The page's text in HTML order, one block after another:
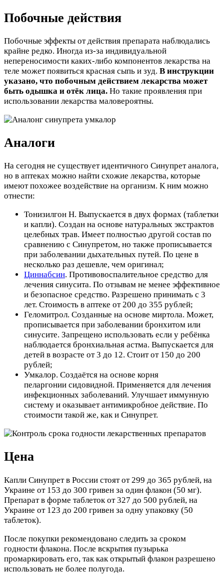
Побочные действия
Побочные эффекты от действия препарата наблюдались
крайне редко. Иногда из-за индивидуальной
непереносимости каких-либо компонентов лекарства на
теле может появиться красная сыпь и зуд. В инструкции
указано, что побочным действием лекарства может
быть одышка и отёк лица. Но такие проявления при
использовании лекарства маловероятны.
Аналоги
На сегодня не существует идентичного Синупрет аналога,
но в аптеках можно найти схожие лекарства, которые
имеют похожее воздействие на организм. К ним можно
отнести:
Тонизилгон Н. Выпускается в двух формах (таблетки
и капли). Создан на основе натуральных экстрактов
целебных трав. Имеет полностью другой состав по
сравнению с Синупретом, но также прописывается
при заболевании дыхательных путей. По цене в
несколько раз дешевле, чем оригинал;
Циннабсин. Противовоспалительное средство для
лечения синусита. По отзывам не менее эффективное
и безопасное средство. Разрешено принимать с 3
лет. Стоимость в аптеке от 200 до 355 рублей;
Геломитрол. Созданные на основе миртола. Может,
прописывается при заболевании бронхитом или
синусите. Запрещено использовать если у ребёнка
наблюдается бронхиальная астма. Выпускается для
детей в возрасте от 3 до 12. Стоит от 150 до 200
рублей;
Умкалор. Создаётся на основе корня
пеларгонии сидовидной. Применяется для лечения
инфекционных заболеваний. Улучшает иммунную
систему и оказывает антимикробное действие. По
стоимости такой же, как и Синупрет.
Цена
Капли Синупрет в России стоят от 299 до 365 рублей, на
Украине от 153 до 300 гривен за один флакон (50 мг).
Препарат в форме таблеток от 327 до 500 рублей, на
Украине от 123 до 200 гривен за одну упаковку (50
таблеток).
После покупки рекомендовано следить за сроком
годности флакона. После вскрытия пузырька
промаркировать его, так как открытый флакон разрешено
использовать не более полугода.